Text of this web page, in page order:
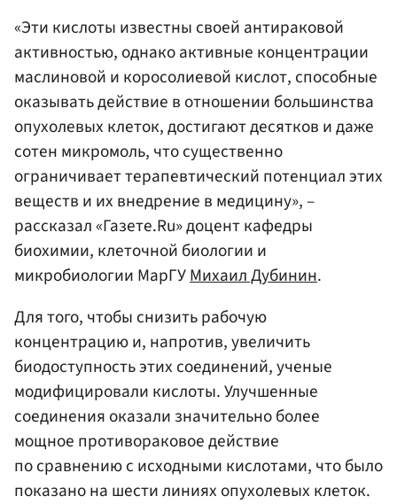
«Эти кислоты известны своей антираковой
активностью, однако активные концентрации
маслиновой и коросолиевой кислот, способные
оказывать действие в отношении большинства
опухолевых клеток, достигают десятков и даже
сотен микромоль, что существенно
ограничивает терапевтический потенциал этих
веществ и их внедрение в медицину», –
рассказал «Газете.Ru» доцент кафедры
биохимии, клеточной биологии и
микробиологии МарГУМихаил Дубинин.
Для того, чтобы снизить рабочую
концентрацию и, напротив, увеличить
биодоступность этих соединений, ученые
модифицировали кислоты. Улучшенные
соединения оказали значительно более
мощное противораковое действие
по сравнению с исходными кислотами, что было
показано на шести линиях опухолевых клеток.